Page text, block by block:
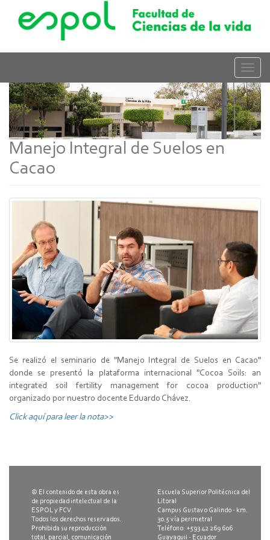
contenido
Toggle
Manejo Integral de Suelos en
Cacao
Se realizó el seminario de "Manejo Integral de Suelos en Cacao"
donde se presentó la plataforma internacional "Cocoa Soils: an
integrated soil fertility management for cocoa production"
organizado por nuestro docente Eduardo Chávez.
Click aquí para leer la nota>>
© El contenido de esta obra es
de propiedad intelectual de la
ESPOL y FCV.
Todos los derechos reservados.
Prohibida su reproducción
total, parcial, comunicación
Escuela Superior Politécnica del
Litoral
Campus Gustavo Galindo - km.
30.5 vía perimetral
Teléfono: +593 42 269 606
Guayaquil - Ecuador